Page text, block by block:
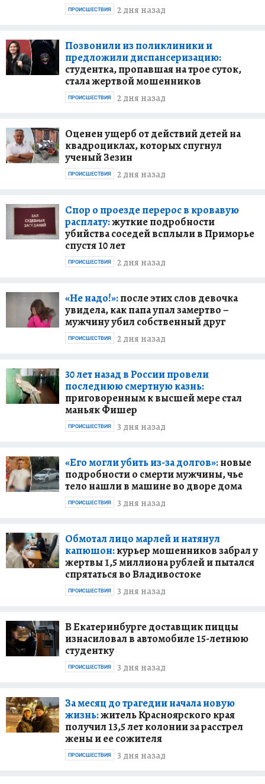
2 дня назад
ПРОИСШЕСТВИЯ
Позвонили из поликлиники и
предложили диспансеризацию:
студентка, пропавшая на трое суток,
стала жертвой мошенников
2 дня назад
ПРОИСШЕСТВИЯ
Оценен ущерб от действий детей на
квадроциклах, которых спугнул
ученый Зезин
2 дня назад
ПРОИСШЕСТВИЯ
Спор о проезде перерос в кровавую
расплату:жуткие подробности
убийства соседей всплыли в Приморье
спустя 10 лет
2 дня назад
ПРОИСШЕСТВИЯ
«Не надо!»:после этих слов девочка
увидела, как папа упал замертво –
мужчину убил собственный друг
2 дня назад
ПРОИСШЕСТВИЯ
30 лет назад в России провели
последнюю смертную казнь:
приговоренным к высшей мере стал
маньяк Фишер
3 дня назад
ПРОИСШЕСТВИЯ
«Его могли убить из-за долгов»:новые
подробности о смерти мужчины, чье
тело нашли в машине во дворе дома
3 дня назад
ПРОИСШЕСТВИЯ
Обмотал лицо марлей и натянул
капюшон:курьер мошенников забрал у
жертвы 1,5 миллиона рублей и пытался
спрятаться во Владивостоке
3 дня назад
ПРОИСШЕСТВИЯ
В Екатеринбурге доставщик пиццы
изнасиловал в автомобиле 15-летнюю
студентку
3 дня назад
ПРОИСШЕСТВИЯ
За месяц до трагедии начала новую
жизнь:житель Красноярского края
получил 13,5 лет колонии за расстрел
жены и ее сожителя
3 дня назад
ПРОИСШЕСТВИЯ